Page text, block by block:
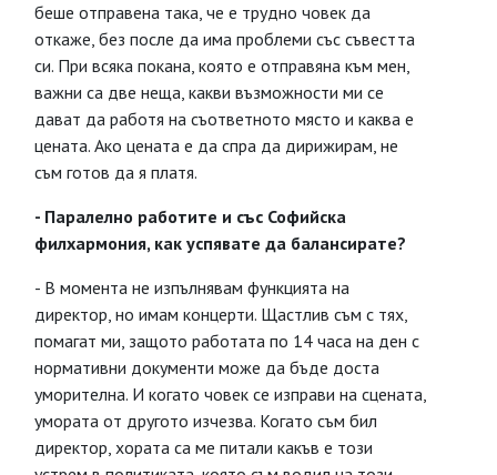
беше отправена така, че е трудно човек да
откаже, без после да има проблеми със съвестта
си. При всяка покана, която е отправяна към мен,
важни са две неща, какви възможности ми се
дават да работя на съответното място и каква е
цената. Ако цената е да спра да дирижирам, не
съм готов да я платя.
- Паралелно работите и със Софийска
филхармония, как успявате да балансирате?
- В момента не изпълнявам функцията на
директор, но имам концерти. Щастлив съм с тях,
помагат ми, защото работата по 14 часа на ден с
нормативни документи може да бъде доста
уморителна. И когато човек се изправи на сцената,
умората от другото изчезва. Когато съм бил
директор, хората са ме питали какъв е този